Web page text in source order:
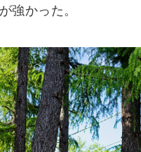
強かった。